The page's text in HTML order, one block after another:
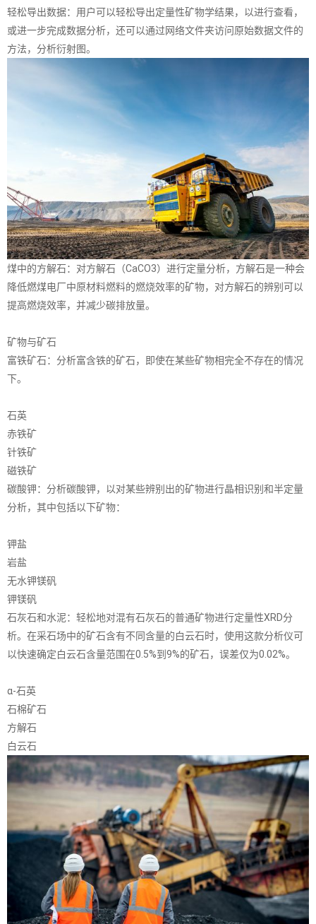
轻松导出数据：用户可以轻松导出定量性矿物学结果，以进行查看，
或进一步完成数据分析，还可以通过网络文件夹访问原始数据文件的
方法，分析衍射图。
煤中的方解石：对方解石（CaCO3）进行定量分析，方解石是一种会
降低燃煤电厂中原材料燃料的燃烧效率的矿物，对方解石的辨别可以
提高燃烧效率，并减少碳排放量。
矿物与矿石
富铁矿石：分析富含铁的矿石，即使在某些矿物相完全不存在的情况
下。
石英
赤铁矿
针铁矿
磁铁矿
碳酸钾：分析碳酸钾，以对某些辨别出的矿物进行晶相识别和半定量
分析，其中包括以下矿物：
钾盐
岩盐
无水钾镁矾
钾镁矾
石灰石和水泥：轻松地对混有石灰石的普通矿物进行定量性XRD分
析。在采石场中的矿石含有不同含量的白云石时，使用这款分析仪可
以快速确定白云石含量范围在0.5%到9%的矿石，误差仅为0.02%。
α-石英
石棉矿石
方解石
白云石